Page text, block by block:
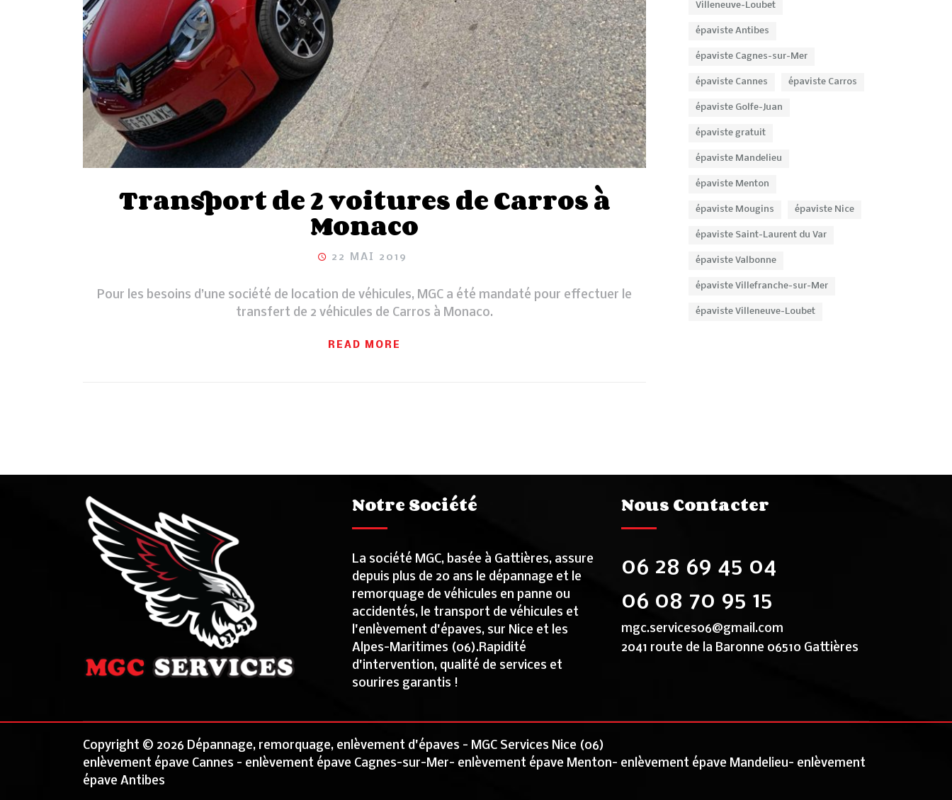
Transport de 2 voitures de Carros à
Monaco
22 MAI 2019
Pour les besoins d’une société de location de véhicules, MGC a été mandaté pour effectuer le
transfert de 2 véhicules de Carros à Monaco.
READ MORE
Villeneuve-Loubet
épaviste Antibes
épaviste Cagnes-sur-Mer
épaviste Cannes épaviste Carros
épaviste Golfe-Juan
épaviste gratuit
épaviste Mandelieu
épaviste Menton
épaviste Mougins épaviste Nice
épaviste Saint-Laurent du Var
épaviste Valbonne
épaviste Villefranche-sur-Mer
épaviste Villeneuve-Loubet
Notre Société
La société MGC, basée à Gattières, assure
depuis plus de 20 ans le dépannage et le
remorquage de véhicules en panne ou
accidentés, le transport de véhicules et
l'enlèvement d'épaves, sur Nice et les
Alpes-Maritimes (06).Rapidité
d'intervention, qualité de services et
sourires garantis !
Nous Contacter
06 28 69 45 04
06 08 70 95 15
mgc.services06@gmail.com
2041 route de la Baronne 06510 Gattières
Copyright © 2026 Dépannage, remorquage, enlèvement d'épaves - MGC Services Nice (06)
enlèvement épave Cannes - enlèvement épave Cagnes-sur-Mer- enlèvement épave Menton- enlèvement épave Mandelieu- enlèvement
épave Antibes